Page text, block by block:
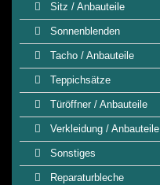
Sitz / Anbauteile
Sonnenblenden
Tacho / Anbauteile
Teppichsätze
Türöffner / Anbauteile
Verkleidung / Anbauteile
Sonstiges
Reparaturbleche